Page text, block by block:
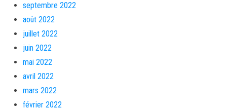
septembre 2022
août 2022
juillet 2022
juin 2022
mai 2022
avril 2022
mars 2022
février 2022